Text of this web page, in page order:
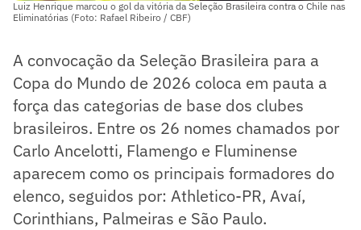
Luiz Henrique marcou o gol da vitória da Seleção Brasileira contra o Chile nas
Eliminatórias (Foto: Rafael Ribeiro / CBF)
A convocação da Seleção Brasileira para a
Copa do Mundo de 2026 coloca em pauta a
força das categorias de base dos clubes
brasileiros. Entre os 26 nomes chamados por
Carlo Ancelotti, Flamengo e Fluminense
aparecem como os principais formadores do
elenco, seguidos por: Athletico-PR, Avaí,
Corinthians, Palmeiras e São Paulo.